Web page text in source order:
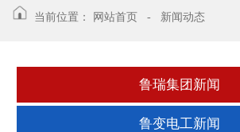
当前位置： 网站首页 - 新闻动态
鲁瑞集团新闻
鲁变电工新闻